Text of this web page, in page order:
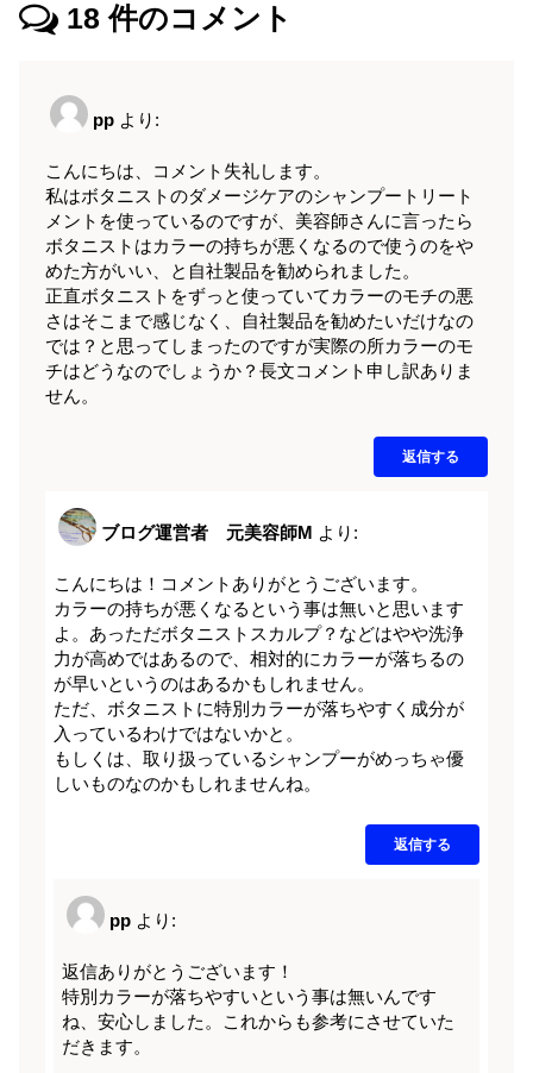
18 件のコメント
pp より:
こんにちは、コメント失礼します。
私はボタニストのダメージケアのシャンプートリート
メントを使っているのですが、美容師さんに言ったら
ボタニストはカラーの持ちが悪くなるので使うのをや
めた方がいい、と自社製品を勧められました。
正直ボタニストをずっと使っていてカラーのモチの悪
さはそこまで感じなく、自社製品を勧めたいだけなの
では？と思ってしまったのですが実際の所カラーのモ
チはどうなのでしょうか？長文コメント申し訳ありま
せん。
返信する
ブログ運営者 元美容師M より:
こんにちは！コメントありがとうございます。
カラーの持ちが悪くなるという事は無いと思います
よ。あっただボタニストスカルプ？などはやや洗浄
力が高めではあるので、相対的にカラーが落ちるの
が早いというのはあるかもしれません。
ただ、ボタニストに特別カラーが落ちやすく成分が
入っているわけではないかと。
もしくは、取り扱っているシャンプーがめっちゃ優
しいものなのかもしれませんね。
返信する
pp より:
返信ありがとうございます！
特別カラーが落ちやすいという事は無いんです
ね、安心しました。これからも参考にさせていた
だきます。